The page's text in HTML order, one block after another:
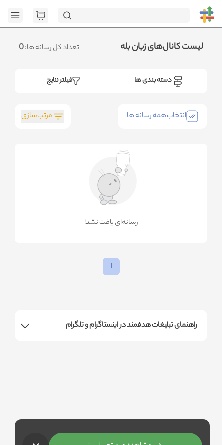
تعداد کل رسانه ها:0 لیست کانال‌های زبان بله
فیلتر نتایج دسته بندی ها
مرتب‌سازی انتخاب همه رسانه ها
!رسانه‌ای یافت نشد
1
راهنمای تبلیغات هدفمند در اینستاگرام و تلگرام
[GET]
.متوجه شدم